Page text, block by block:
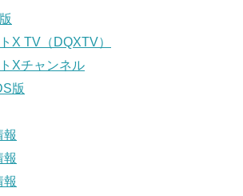
X TV（DQXTV）
Xチャンネル
版
報
報
報